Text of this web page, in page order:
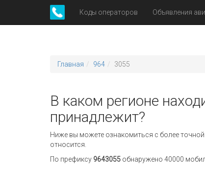
Коды операторов Объявления
Главная 964 3055
В каком регионе
принадлежит?
Ниже вы можете ознакомиться с более
относится.
По префиксу 9643055 обнаружено 40000